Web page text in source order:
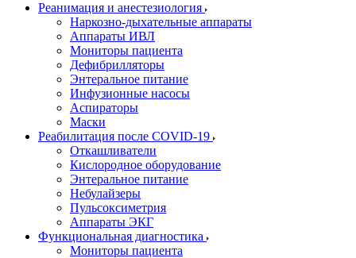
Реанимация и анестезиология
Наркозно-дыхательные аппараты
Аппараты ИВЛ
Мониторы пациента
Дефибрилляторы
Энтеральное питание
Инфузионные насосы
Аспираторы
Маски
Реабилитация после COVID-19
Откашливатели
Кислородное оборудование
Энтеральное питание
Небулайзеры
Пульсоксиметрия
Аппараты ЭКГ
Функциональная диагностика
Мониторы пациента